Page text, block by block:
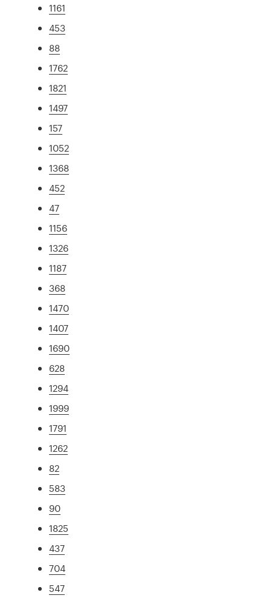
1161
453
88
1762
1821
1497
157
1052
1368
452
47
1156
1326
1187
368
1470
1407
1690
628
1294
1999
1791
1262
82
583
90
1825
437
704
547